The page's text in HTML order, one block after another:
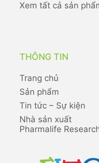
Xem tất cả sản
THÔNG TIN
Trang chủ
Sản phẩm
Tin tức – Sự kiện
Nhà sản xuất
Pharmalife